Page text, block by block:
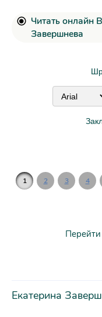
Читать онлайн
Завершнева
1 2 3 4
Екатерина